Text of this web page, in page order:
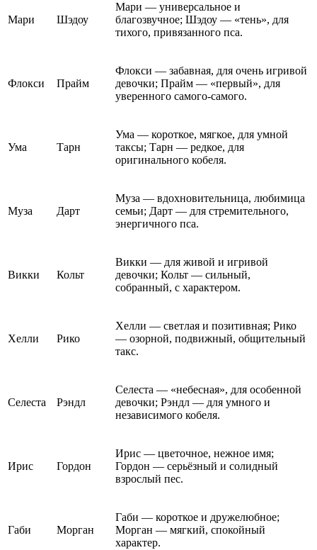
Мари Шэдоу
Мари — универсальное и
благозвучное; Шэдоу — «тень», для
тихого, привязанного пса.
Флокси Прайм
Флокси — забавная, для очень игривой
девочки; Прайм — «первый», для
уверенного самого-самого.
Ума Тарн
Ума — короткое, мягкое, для умной
таксы; Тарн — редкое, для
оригинального кобеля.
Муза Дарт
Муза — вдохновительница, любимица
семьи; Дарт — для стремительного,
энергичного пса.
Викки Кольт
Викки — для живой и игривой
девочки; Кольт — сильный,
собранный, с характером.
Хелли Рико
Хелли — светлая и позитивная; Рико
— озорной, подвижный, общительный
такс.
Селеста Рэндл
Селеста — «небесная», для особенной
девочки; Рэндл — для умного и
независимого кобеля.
Ирис Гордон
Ирис — цветочное, нежное имя;
Гордон — серьёзный и солидный
взрослый пес.
Габи Морган
Габи — короткое и дружелюбное;
Морган — мягкий, спокойный
характер.